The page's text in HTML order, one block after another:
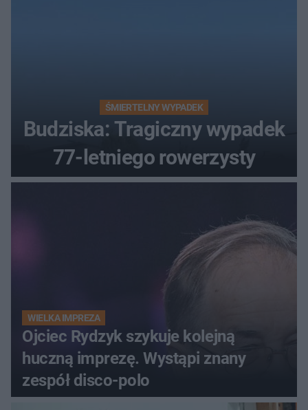
ŚMIERTELNY WYPADEK
Budziska: Tragiczny wypadek
77-letniego rowerzysty
WIELKA IMPREZA
Ojciec Rydzyk szykuje kolejną
huczną imprezę. Wystąpi znany
zespół disco-polo